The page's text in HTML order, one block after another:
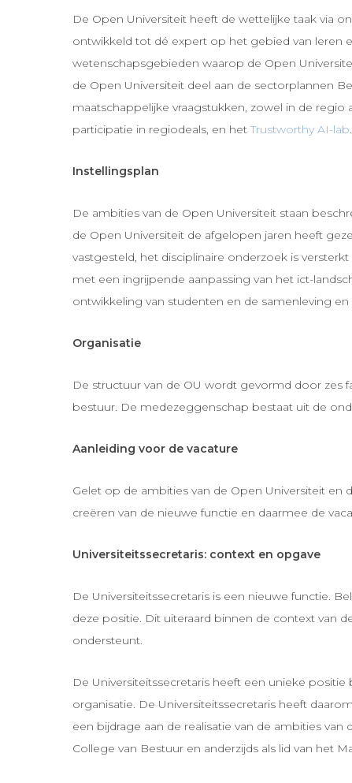
De Open Universiteit heeft de wettelijke taak via
ontwikkeld tot dé expert op het gebied van leren
wetenschapsgebieden waarop de Open
de Open Universiteit deel aan de sectorplannen
maatschappelijke vraagstukken, zowel in de
participatie in regiodeals, en hetTrustworthy AI-lab.
Instellingsplan
De ambities van de Open Universiteit staan
de Open Universiteit de afgelopen jaren heeft
vastgesteld, het disciplinaire onderzoek is
met een ingrijpende aanpassing van het ict-
ontwikkeling van studenten en de samenleving
Organisatie
De structuur van de OU wordt gevormd door zes
bestuur. De medezeggenschap bestaat uit de
Aanleiding voor de vacature
Gelet op de ambities van de Open Universiteit
creëren van de nieuwe functie en daarmee de
Universiteitssecretaris: context en opgave
De Universiteitssecretaris is een nieuwe functie.
deze positie. Dit uiteraard binnen de context van
ondersteunt.
De Universiteitssecretaris heeft een unieke
organisatie. De Universiteitssecretaris heeft
een bijdrage aan de realisatie van de ambities
College van Bestuur en anderzijds als lid van het